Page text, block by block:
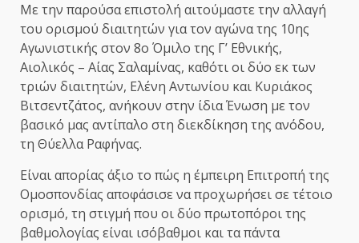
Με την παρούσα επιστολή αιτούμαστε την αλλαγή
του ορισμού διαιτητών για τον αγώνα της 10ης
Αγωνιστικής στον 8ο Όμιλο της Γ’ Εθνικής,
Αιολικός – Αίας Σαλαμίνας, καθότι οι δύο εκ των
τριών διαιτητών, Ελένη Αντωνίου και Κυριάκος
Βιτσεντζάτος, ανήκουν στην ίδια Ένωση με τον
βασικό μας αντίπαλο στη διεκδίκηση της ανόδου,
τη Θύελλα Ραφήνας.
Είναι απορίας άξιο το πώς η έμπειρη Επιτροπή της
Ομοσπονδίας αποφάσισε να προχωρήσει σε τέτοιο
ορισμό, τη στιγμή που οι δύο πρωτοπόροι της
βαθμολογίας είναι ισόβαθμοι και τα πάντα